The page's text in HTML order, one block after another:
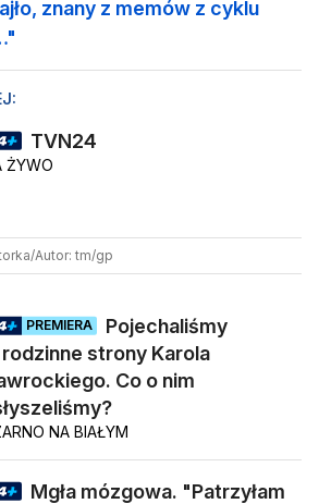
znany z memów z cyklu
TVN24
ŻYWO
Autor: tm/gp
PREMIERA
Pojechaliśmy
strony Karola
Co o nim
NA BIAŁYM
Mgła mózgowa. "Patrzyłam